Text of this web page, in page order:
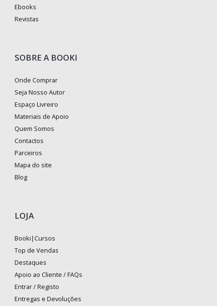
Ebooks
Revistas
SOBRE A BOOKI
Onde Comprar
Seja Nosso Autor
Espaço Livreiro
Materiais de Apoio
Quem Somos
Contactos
Parceiros
Mapa do site
Blog
LOJA
Booki|Cursos
Top de Vendas
Destaques
Apoio ao Cliente / FAQs
Entrar / Registo
Entregas e Devoluções